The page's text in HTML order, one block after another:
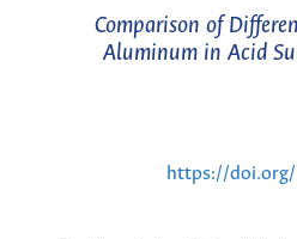
Comparison of
Aluminum in Acid
https://